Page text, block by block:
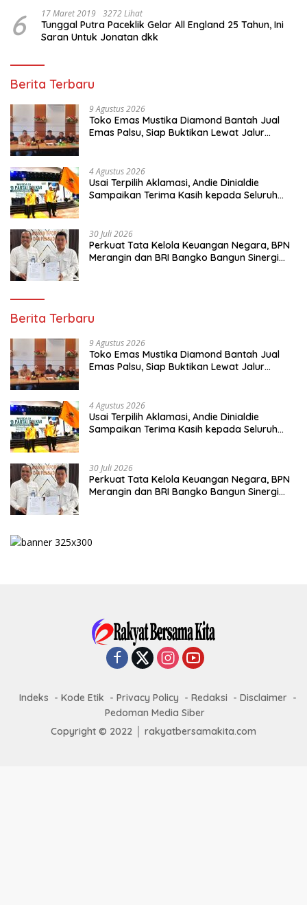
6 17 Maret 2019 3272 Lihat
Tunggal Putra Paceklik Gelar All England 25 Tahun, Ini
Saran Untuk Jonatan dkk
Berita Terbaru
9 Agustus 2026
Toko Emas Mustika Diamond Bantah Jual
Emas Palsu, Siap Buktikan Lewat Jalur
4 Agustus 2026
Usai Terpilih Aklamasi, Andie Dinialdie
Sampaikan Terima Kasih kepada Seluruh
30 Juli 2026
Perkuat Tata Kelola Keuangan Negara, BPN
Merangin dan BRI Bangko Bangun Sinergi
Berita Terbaru
9 Agustus 2026
Toko Emas Mustika Diamond Bantah Jual
Emas Palsu, Siap Buktikan Lewat Jalur
4 Agustus 2026
Usai Terpilih Aklamasi, Andie Dinialdie
Sampaikan Terima Kasih kepada Seluruh
30 Juli 2026
Perkuat Tata Kelola Keuangan Negara, BPN
Merangin dan BRI Bangko Bangun Sinergi
Indeks Kode Etik Privacy Policy Redaksi
Disclaimer
Pedoman Media Siber
Copyright © 2022 │ rakyatbersamakita.com